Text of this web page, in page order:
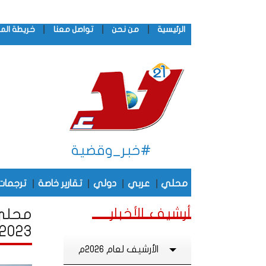
الرئيسية من نحن تواصل معنا خريطة
#خبر_وقضية
محلي عربي دولي تقارير خاصة
2023
أرشيف الأخبار
الأرشيف لعام 2026م